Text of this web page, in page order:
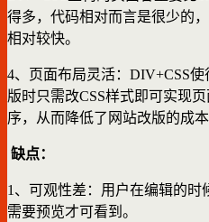
得多，代码相对而言是很少的
相对较快。
4、页面布局灵活：DIV+CSS
版时只需改CSS样式即可实现
序，从而降低了网站改版的成本
缺点：
1、可观性差：用户在编辑的时
需要预览才可看到。